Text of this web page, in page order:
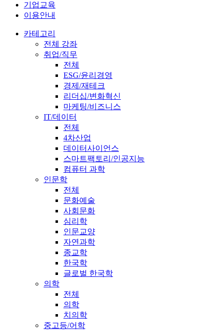
기업교육
이용안내
카테고리
전체 강좌
취업/직무
전체
ESG/윤리경영
경제/재테크
리더십/변화혁신
마케팅/비즈니스
IT/데이터
전체
4차산업
데이터사이언스
스마트팩토리/인공지능
컴퓨터 과학
인문학
전체
문화예술
사회문화
심리학
인문교양
자연과학
종교학
한국학
글로벌 한국학
의학
전체
의학
치의학
중고등/어학